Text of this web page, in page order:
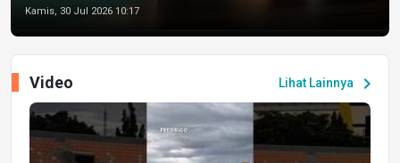
Kamis, 30 Jul 2026 10:17
Lihat Lainnya chevron_right
Video